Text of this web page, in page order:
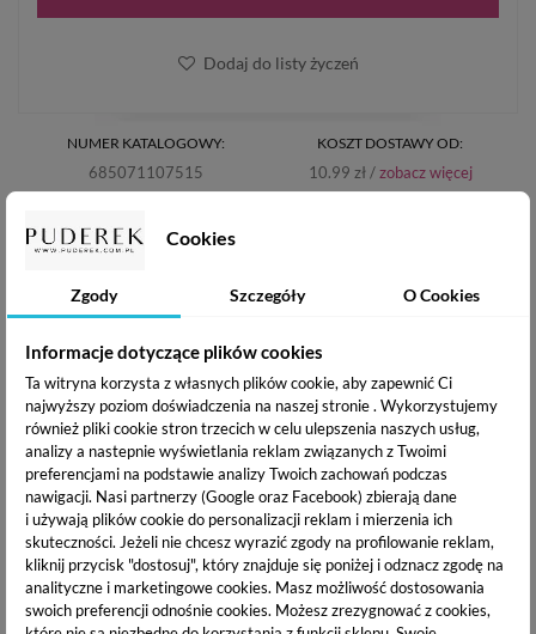
Cookies
Zgody Szczegóły O Cookies
Informacje dotyczące plików cookies
Ta witryna korzysta z własnych plików cookie, aby zapewnić Ci
najwyższy poziom doświadczenia na naszej stronie . Wykorzystujemy
również pliki cookie stron trzecich w celu ulepszenia naszych usług,
analizy a nastepnie wyświetlania reklam związanych z Twoimi
preferencjami na podstawie analizy Twoich zachowań podczas
nawigacji. Nasi partnerzy (Google oraz Facebook) zbierają dane
i używają plików cookie do personalizacji reklam i mierzenia ich
skuteczności. Jeżeli nie chcesz wyrazić zgody na profilowanie reklam,
kliknij przycisk "dostosuj", który znajduje się poniżej i odznacz zgodę na
analityczne i marketingowe cookies. Masz możliwość dostosowania
swoich preferencji odnośnie cookies. Możesz zrezygnować z cookies,
NUMER KATALOGOWY:
685071107515
24h
KOSZT DOSTAWY OD:
10.99 zł /zobacz więcej
Dodaj do listy życzeń
PUDEREK PRODUKTY
POWIĄZANE